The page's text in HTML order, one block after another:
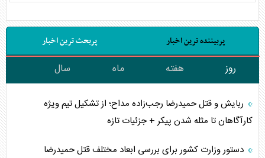
پربیننده ترین اخبار پربحث ترین اخبار
روز هفته ماه سال
ربایش و قتل حمیدرضا رجب‌زاده مداح؛ از تشکیل تیم ویژه
کارآگاهان تا مثله شدن پیکر + جزئیات تازه
دستور وزارت کشور برای بررسی ابعاد مختلف قتل حمیدرضا